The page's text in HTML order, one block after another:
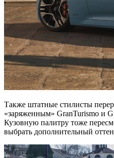
Также штатные стилисты
«заряженным» GranTurismo и
Кузовную палитру тоже
выбрать дополнительный